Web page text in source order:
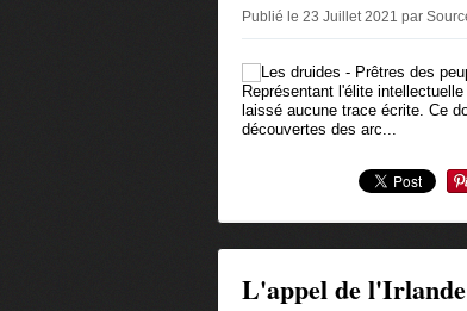
Publié le 23 Juillet 2021 par
Représentant l'élite
laissé aucune trace écrite. Ce
découvertes des arc...
L'appel de l'Irlande